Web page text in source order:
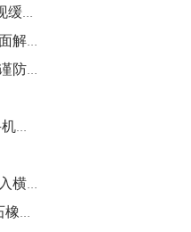
小美金融：产业早报 | 国际经贸问题现缓和，今日期市走势如何
【期市伍哥】焦炭、苹果、原油等盘面解析
雷舰：国内原油夜盘增仓上行，今日谨防减仓冲高回落
【毕鸿鹄】8.30 焦炭仍走震荡 苹果寻机做空
邴美丹期市早评20190830：贵金属进入横盘整理阶段
郭昊论期：8月30日螺纹焦炭焦煤矿石橡胶操作盘前观点